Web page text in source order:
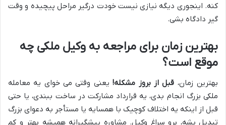
کنه. اینجوری دیگه نیازی نیست خودت درگیر مراحل پیچیده و وقت
گیر دادگاه بشی.
بهترین زمان برای مراجعه به وکیل ملکی چه
موقع است؟
بهترین زمان، قبل از بروز مشکله!یعنی وقتی می خوای یه معامله
ملکی بزرگ انجام بدی، یه قرارداد مشارکت در ساخت ببندی، یا حتی
قبل از اینکه یه اختلاف کوچیک با همسایه یا مستأجر به دعوای بزرگ
تبدیل بشه، برو سراغ وکیل. مشاوره پیشگیرانه همیشه بهتر و کم